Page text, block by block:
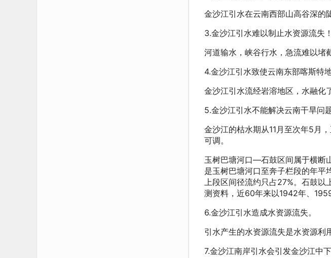
金沙江引水在云南西部山高谷深的
3.金沙江引水难以制止水资源流失！
河道输水，峡谷行水，急流难以堵
4.金沙江引水致使云南东部喀斯特
金沙江引水流经岩溶地区，水融化
5.金沙江引水不能解决云南干旱问题
金沙江的枯水期从11月至次年5月
可调。
玉树巴塘河口—石鼓区间属于横断
是玉树巴塘河口至奔子栏段的年
上段区间径流约只占27%。石鼓
测资料，近60年来以1942年、
6.金沙江引水造成水资源流失。
引水产生的水资源流失是水资源利
7.金沙江南岸引水会引发金沙江中下